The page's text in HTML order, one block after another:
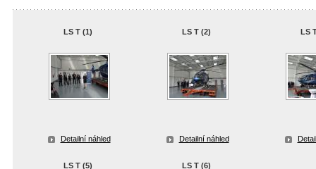
LS T (1)
Detailní náhled
LS T (2)
Detailní náhled
LS
LS T (5) LS T (6)